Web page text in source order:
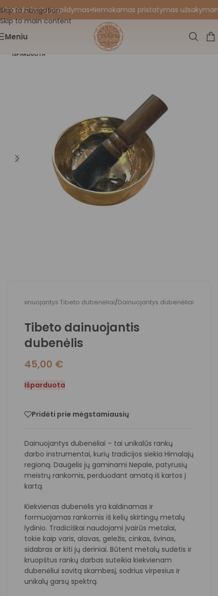
Skip to navigation
Skip to main content
kortų papildymas•Nemokamas pristatymas
Meniu
IŠPARDUOTA
Dainuojantys Tibeto dubenėliai/Dainuojantys dubenėliai
Tibeto dainuojantis
dubenėlis
45,00 €
Išparduota
Pridėti prie mėgstamiausių
Dainuojantys dubenėliai – tai unikalūs rankų
darbo instrumentai, kurių tradicijos siekia Himalajų
regioną. Daugelis jų gaminami Nepale, patyrusių
meistrų rankomis, perduodant amatą iš kartos į
kartą.
Kiekvienas dubenėlis yra kaldinamas ir
formuojamas rankomis iš kelių skirtingų metalų
lydinio. Tradiciškai naudojami įvairūs metalai,
tokie kaip varis, alavas, geležis, cinkas, švinas,
sidabras ar kiti jų deriniai. Būtent metalų sudėtis ir
kruopštus rankų darbas suteikia kiekvienam
dubenėliui savitą skambesį, sodrius virpesius ir
unikalų garsų spektrą.